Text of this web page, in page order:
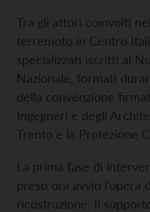
Tra gli attori coinvolti
terremoto in Centro
specializzati iscritti al
Nazionale, formati
della convenzione
Ingegneri e degli
Trento e la Protezione
La prima fase di
preso ora avvio l’opera
ricostruzione. Il